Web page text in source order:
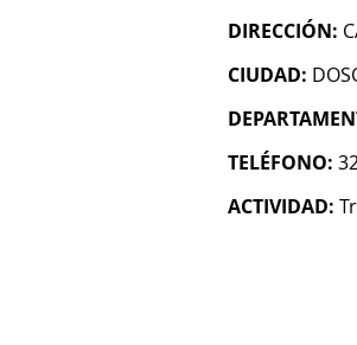
DIRECCIÓN:
CIUDAD:
TELÉFONO:
ACTIVIDAD: